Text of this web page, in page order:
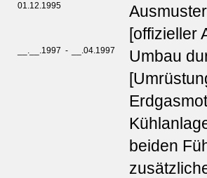
01.12.1995
[offizieller
__.__.1997 - __.04.1997
Umbau
beiden